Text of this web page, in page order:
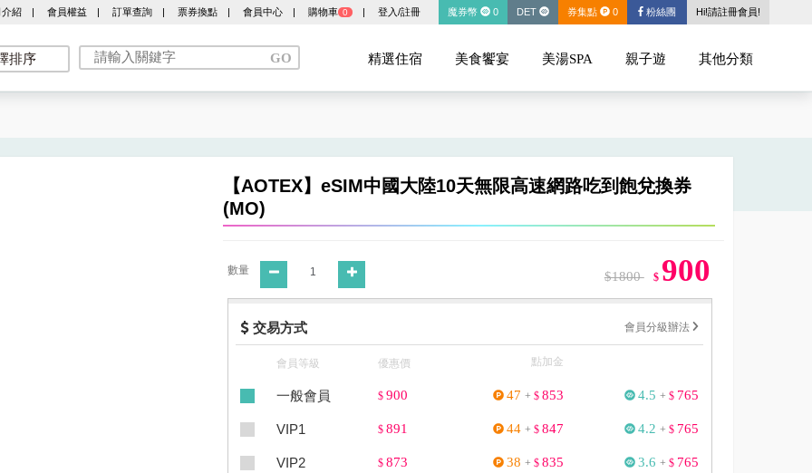
Hi!請註冊會員!
粉絲團
券集點 0
DET
魔券幣 0
紹| 會員權益 | 訂單查詢| 票券換點| 會員中心| 購物車 0 | 登入/註冊
排序 精選住宿 美食饗宴 美湯SPA 親子遊 其他分類
【AOTEX】eSIM中國大陸10天無限高速網路吃到飽兌換券
(MO)
數量 $1800 $ 900
交易方式 會員分級辦法
會員等級 優惠價 點加金
一般會員 $900 47 +$853 4.5 +$ 765
VIP1 $891 44 +$847 4.2 +$ 765
VIP2 $873 38 +$835 3.6 +$ 765